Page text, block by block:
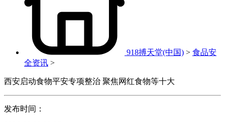
918搏天堂(中国) > 食品安
全资讯 >
西安启动食物平安专项整治 聚焦网红食物等十大
发布时间：